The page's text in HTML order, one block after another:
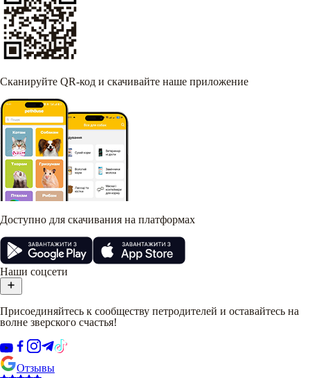
Сканируйте QR-код и скачивайте наше приложение
Доступно для скачивания на платформах
Наши соцсети
Присоединяйтесь к сообществу петродителей и оставайтесь на
волне зверского счастья!
Отзывы